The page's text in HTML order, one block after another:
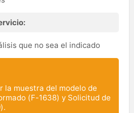
que no sea el indicado
la muestra del modelo de
(F-1638) y Solicitud de
).